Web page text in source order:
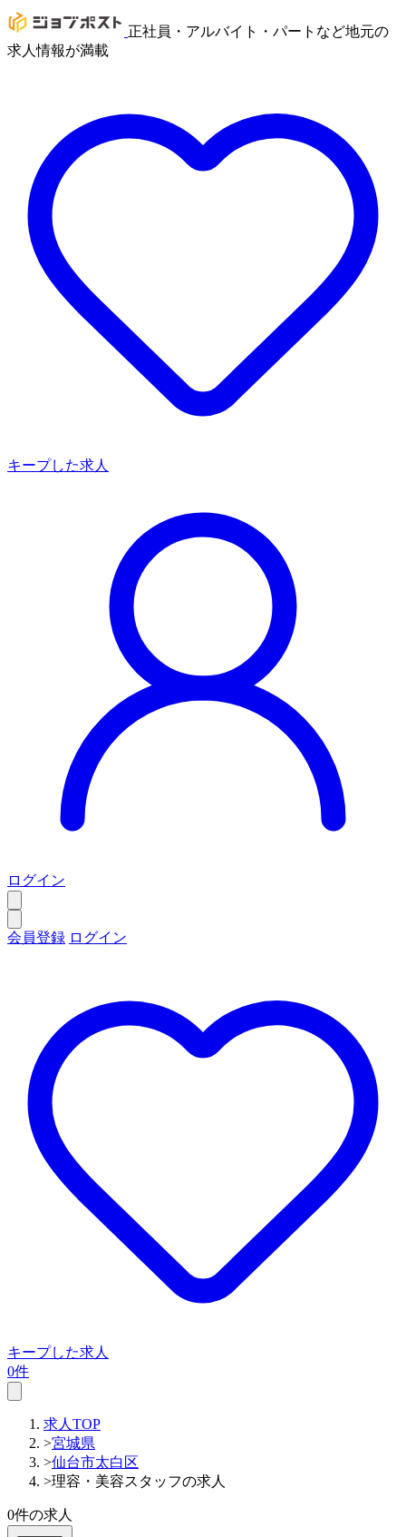
正社員・アルバイト・パートなど地元の
求人情報が満載
キープした求人
ログイン
会員登録 ログイン
キープした求人
0件
求人TOP
>宮城県
>仙台市太白区
>理容・美容スタッフの求人
0件の求人